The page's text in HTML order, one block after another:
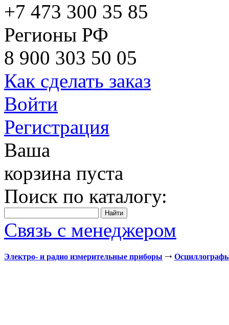
+7 473 300 35 85
Регионы РФ
8 900 303 50 05
Как сделать заказ
Войти
Регистрация
Ваша
корзина пуста
Поиск по каталогу:
Связь с менеджером
Электро- и радио измерительные приборы